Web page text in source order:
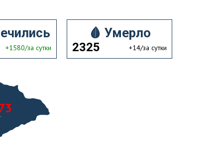
+1580/за сутки
🩸 Умерло
2325 +14/за сутки